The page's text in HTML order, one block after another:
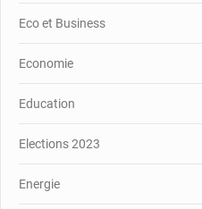
Eco et Business
Economie
Education
Elections 2023
Energie